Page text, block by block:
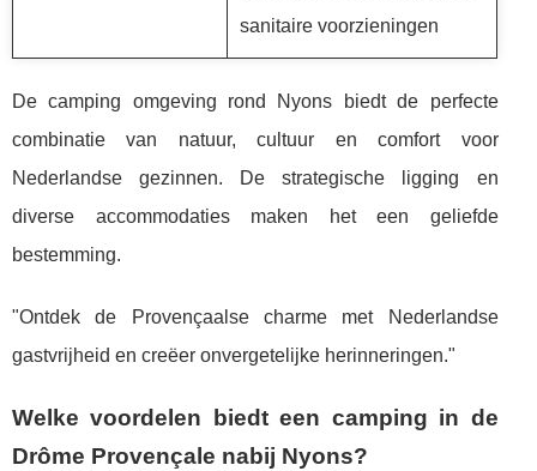
sanitaire voorzieningen
De camping omgeving rond Nyons biedt de perfecte
combinatie van natuur, cultuur en comfort voor
Nederlandse gezinnen. De strategische ligging en
diverse accommodaties maken het een geliefde
bestemming.
"Ontdek de Provençaalse charme met Nederlandse
gastvrijheid en creëer onvergetelijke herinneringen."
Welke voordelen biedt een camping in de
Drôme Provençale nabij Nyons?